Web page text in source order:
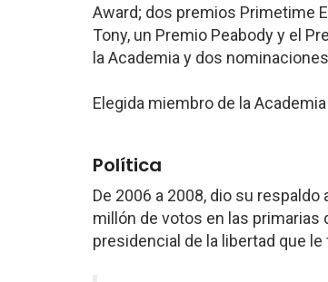
Award; dos premios Primetime
Tony, un Premio Peabody y el
la Academia y dos
Elegida miembro de la
Política
De 2006 a 2008, dio su
millón de votos en las primarias
presidencial de la libertad que